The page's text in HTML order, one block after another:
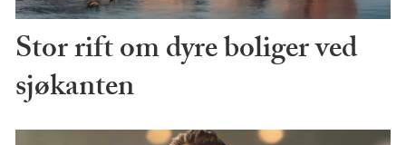
Stor rift om dyre boliger ved
sjøkanten